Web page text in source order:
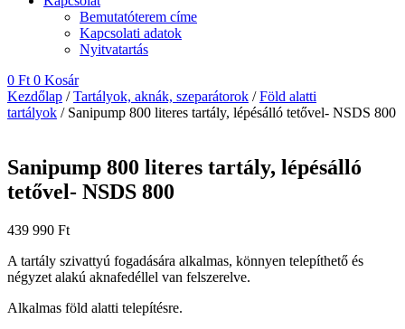
Bemutatóterem címe
Kapcsolati adatok
Nyitvatartás
0 Ft 0 Kosár
Kezdőlap /Tartályok, aknák, szeparátorok /Föld alatti
tartályok / Sanipump 800 literes tartály, lépésálló tetővel- NSDS 800
Sanipump 800 literes tartály, lépésálló
tetővel- NSDS 800
439 990 Ft
A tartály szivattyú fogadására alkalmas, könnyen telepíthető és
négyzet alakú aknafedéllel van felszerelve.
Alkalmas föld alatti telepítésre.